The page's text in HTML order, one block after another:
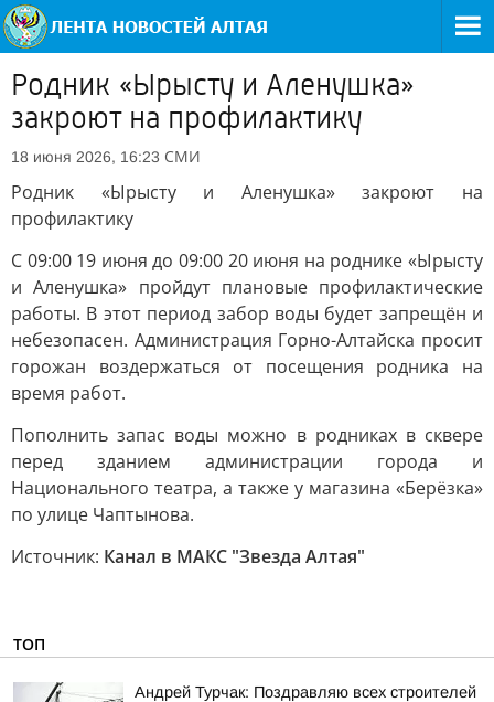
Родник «Ырысту и Аленушка»
закроют на профилактику
18 июня 2026, 16:23 СМИ
Родник «Ырысту и Аленушка» закроют на
профилактику
С 09:00 19 июня до 09:00 20 июня на роднике «Ырысту
и Аленушка» пройдут плановые профилактические
работы. В этот период забор воды будет запрещён и
небезопасен. Администрация Горно-Алтайска просит
горожан воздержаться от посещения родника на
время работ.
Пополнить запас воды можно в родниках в сквере
перед зданием администрации города и
Национального театра, а также у магазина «Берёзка»
по улице Чаптынова.
Источник: Канал в МАКС "Звезда Алтая"
ТОП
Андрей Турчак: Поздравляю всех строителей